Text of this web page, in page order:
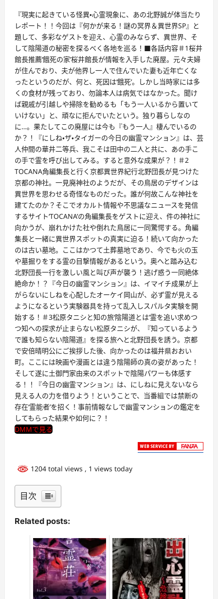
『現実に起きている怪異・心霊現象に、あの北野誠が体当たり
レポート！！今回は『何かが来る！謎の冥界＆異世界SP』と
題して、多彩なゲストを迎え、心霊のみならず、異世界、そ
して陰陽道の秘密を探るべく各地を巡る！■各話内容＃1桜井
館長推薦‘餓死の家’桜井館長が情報を入手した廃屋。元々夫婦
が住んでおり、夫が他界し一人で住んでいた妻も近年亡くな
ったというのだが、何と、死因は‘餓死’。しかし当時家には多
くの食材が残っており、勿論本人は病気ではなかった。聞け
ば親戚が引越しや掃除を勧めるも「もう一人いるから置いて
いけない」と、頑なに拒んでいたという。独り暮らしなの
に…。果たしてこの廃屋には今も『もう一人』棲んでいるの
か？！『にしね・ザ・タイガーの今日の幽霊マンション』は、芸
人仲間の華井二等兵、我こそは田中の二人と共に、あの手こ
の手で霊を呼び出してみる。すると意外な成果が？！＃2
TOCANA角編集長と行く京都異世界紀行北野団長が見つけた
京都の神社。一見廃神社のようだが、その鳥居のデザインは
異世界を思わせる奇怪なものだった。誰が何故こんな神社を
建てたのか？そこでオカルト情報や不思議なニュースを発信
するサイト‘TOCANA’の角編集長をゲストに迎え、件の神社に
向かうが、崩れかけた社や倒れた鳥居に一同驚愕する。角編
集長と一緒に異世界スポットの真実に迫る！続いて向かった
のは古い墓地。ここはかつて土葬墓地であり、今でも火の玉
や墓掘りをする霊の目撃情報があるという。奥へと踏み込む
北野団長一行を激しい風と叫び声が襲う！逃げ惑う一同絶体
絶命か！？『今日の幽霊マンション』は、イマイチ成果が上
がらないにしねを心配したオーケイ岡山が、必ず霊が見える
ようになるという実験器具を持って乱入しスパルタ実験を開
始する！＃3松原タニシと知の旅‘陰陽道とは’霊を追い求めつ
つ知への探求が止まらない松原タニシが、『知っているよう
で誰も知らない陰陽道』を探る旅へと北野団長を誘う。京都
で安倍晴明公にご挨拶した後、向かったのは福井県おおい
町。ここには映画や漫画とは違う陰陽師の真の姿があった！
そして遂に土御門家由来のスポットで陰陽パワーも体感す
る！！『今日の幽霊マンション』は、にしねに見えないなら
見える人の力を借りよう！ということで、当番組では禁断の
存在‘霊能者’を招く！事前情報なしで幽霊マンションの鑑定を
してもらった結果や如何に？！
DMMで見る
1204 total views , 1 views today
目次
Related posts: